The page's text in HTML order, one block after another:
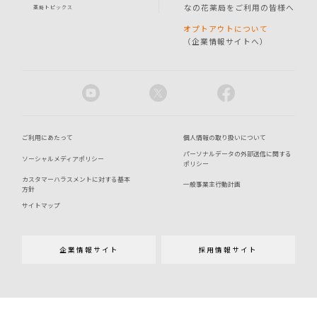
薬局トピックス
なの花薬局をご利用の皆様へ
オプトアウトについて
（企業情報サイトへ）
企業情報サイト 採用情報サイト
ご利用にあたって 個人情報の取り扱いについて
ソーシャルメディアポリシー
パーソナルデータの外部送信に関する
ポリシー
カスタマーハラスメントに対する基本
方針
一般事業主行動計画
サイトマップ